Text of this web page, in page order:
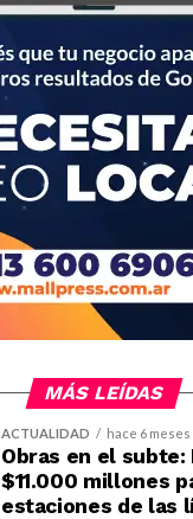
MÁS LEÍDAS
ACTUALIDAD hace 6 meses
Obras en el
$11.000 millones
estaciones de las